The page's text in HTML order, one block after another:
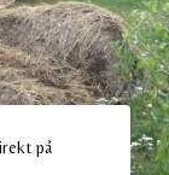
på